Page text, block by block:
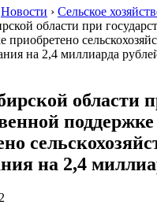
Новости › Сельское
области при
приобретено
на 2,4 миллиарда
области
поддержке
на 2,4